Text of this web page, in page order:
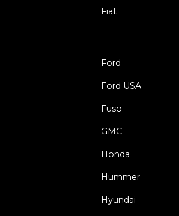
Fiat
Ford
Ford USA
Fuso
GMC
Honda
Hummer
Hyundai